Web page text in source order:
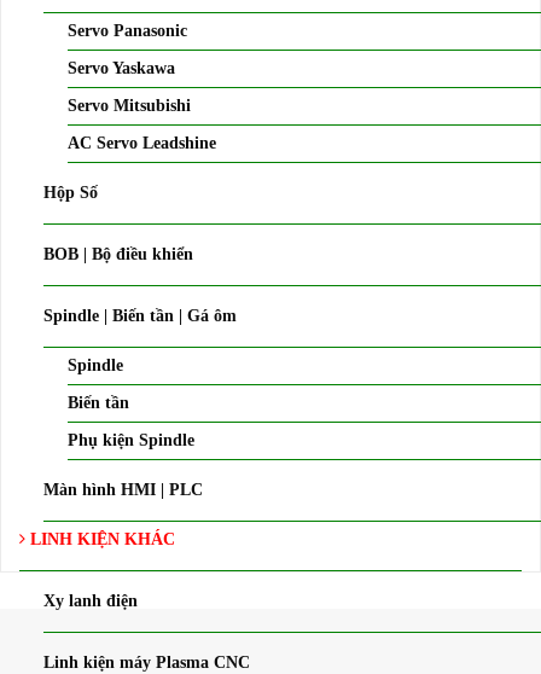
Servo Panasonic
Servo Yaskawa
Servo Mitsubishi
AC Servo Leadshine
Hộp Số
BOB | Bộ điều khiển
Spindle | Biến tần | Gá ôm
Spindle
Biến tần
Phụ kiện Spindle
Màn hình HMI | PLC
LINH KIỆN KHÁC
Xy lanh điện
Linh kiện máy Plasma CNC